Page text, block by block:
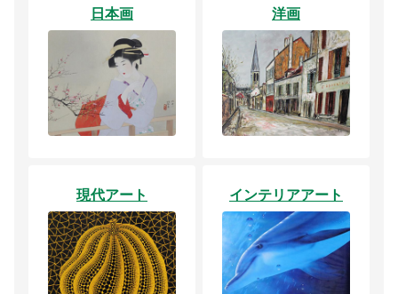
日本画 洋画
現代アート インテリアアート